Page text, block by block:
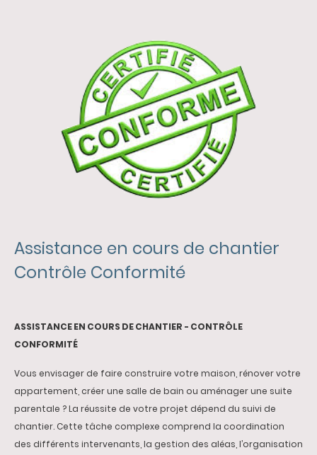
Assistance en cours de chantier
Contrôle Conformité
ASSISTANCE EN COURS DE CHANTIER - CONTRÔLE
CONFORMITÉ
Vous envisager de faire construire votre maison, rénover votre
appartement, créer une salle de bain ou aménager une suite
parentale ? La réussite de votre projet dépend du suivi de
chantier. Cette tâche complexe comprend la coordination
des différents intervenants, la gestion des aléas, l’organisation